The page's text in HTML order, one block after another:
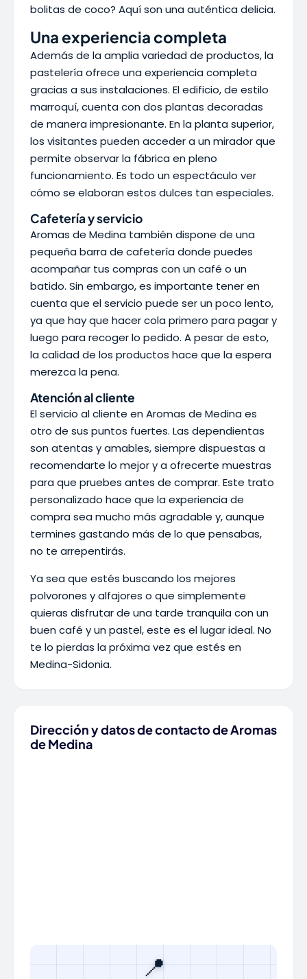
bolitas de coco? Aquí son una auténtica delicia.
Una experiencia completa
Además de la amplia variedad de productos, la
pastelería ofrece una experiencia completa
gracias a sus instalaciones. El edificio, de estilo
marroquí, cuenta con dos plantas decoradas
de manera impresionante. En la planta superior,
los visitantes pueden acceder a un mirador que
permite observar la fábrica en pleno
funcionamiento. Es todo un espectáculo ver
cómo se elaboran estos dulces tan especiales.
Cafetería y servicio
Aromas de Medina también dispone de una
pequeña barra de cafetería donde puedes
acompañar tus compras con un café o un
batido. Sin embargo, es importante tener en
cuenta que el servicio puede ser un poco lento,
ya que hay que hacer cola primero para pagar y
luego para recoger lo pedido. A pesar de esto,
la calidad de los productos hace que la espera
merezca la pena.
Atención al cliente
El servicio al cliente en Aromas de Medina es
otro de sus puntos fuertes. Las dependientas
son atentas y amables, siempre dispuestas a
recomendarte lo mejor y a ofrecerte muestras
para que pruebes antes de comprar. Este trato
personalizado hace que la experiencia de
compra sea mucho más agradable y, aunque
termines gastando más de lo que pensabas,
no te arrepentirás.
Ya sea que estés buscando los mejores
polvorones y alfajores o que simplemente
quieras disfrutar de una tarde tranquila con un
buen café y un pastel, este es el lugar ideal. No
te lo pierdas la próxima vez que estés en
Medina-Sidonia.
Dirección y datos de contacto de Aromas
de Medina
📍